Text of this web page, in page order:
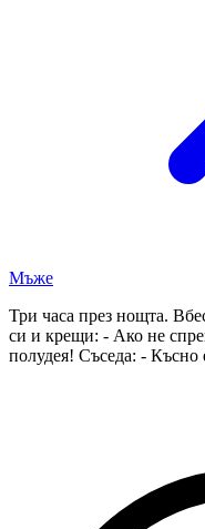
Мъже
Три часа през нощта.
си и крещи: - Ако не
полудея! Съседа: - Късно